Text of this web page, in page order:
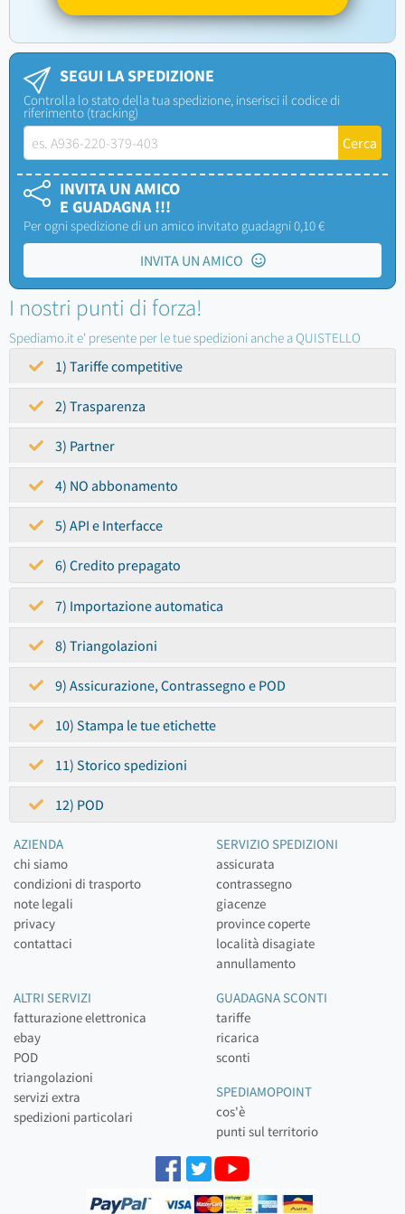
SEGUI LA SPEDIZIONE
Controlla lo stato della tua spedizione, inserisci il codice di
riferimento (tracking)
INVITA UN AMICO
E GUADAGNA !!!
Per ogni spedizione di un amico invitato guadagni 0,10 €
INVITA UN AMICO
I nostri punti di forza!
Spediamo.it e' presente per le tue spedizioni anche a QUISTELLO
1) Tariffe competitive
2) Trasparenza
3) Partner
4) NO abbonamento
5) API e Interfacce
6) Credito prepagato
7) Importazione automatica
8) Triangolazioni
9) Assicurazione, Contrassegno e POD
10) Stampa le tue etichette
11) Storico spedizioni
12) POD
AZIENDA
chi siamo
condizioni di trasporto
note legali
privacy
contattaci
SERVIZIO SPEDIZIONI
assicurata
contrassegno
giacenze
province coperte
località disagiate
annullamento
ALTRI SERVIZI
fatturazione elettronica
ebay
POD
triangolazioni
servizi extra
spedizioni particolari
GUADAGNA SCONTI
tariffe
ricarica
sconti
SPEDIAMOPOINT
cos'è
punti sul territorio